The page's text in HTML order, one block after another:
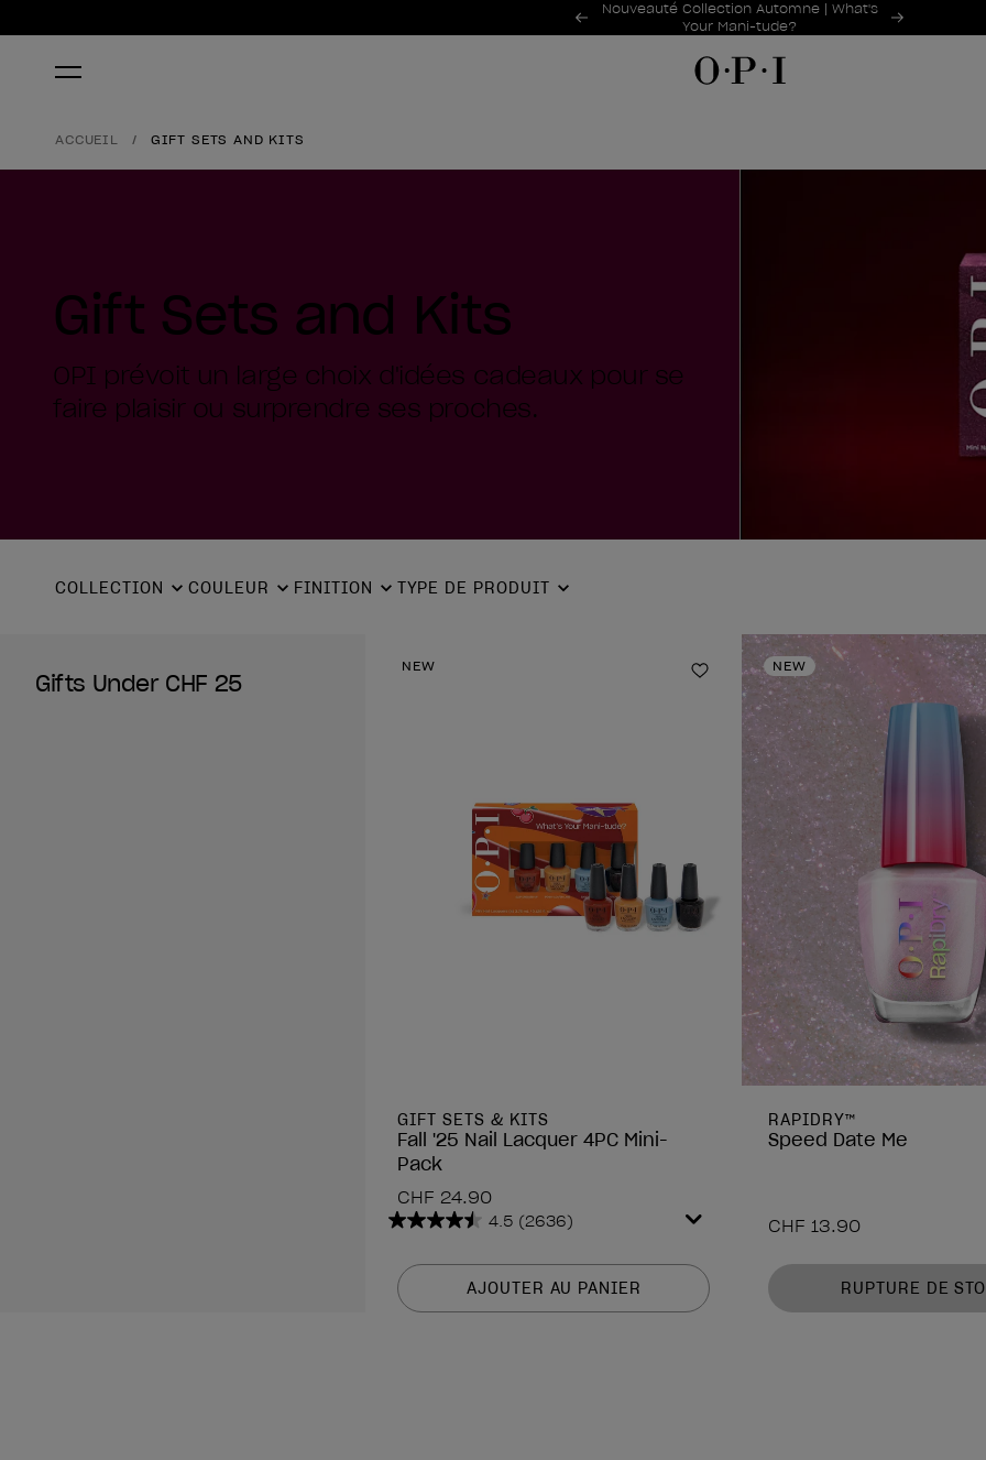
Offres promotionnelles
Nouveauté Collection Automne | What's
Your Mani-tude?
Item 1 of 2
ACCUEIL GIFT SETS AND KITS
Gift Sets and Kits
OPI prévoit un large choix d'idées cadeaux pour se
faire plaisir ou surprendre ses proches.
COLLECTION COULEUR FINITION TYPE DE PRODUIT
Gifts Under CHF 25
NEW
Ajouter à la liste de souhaits
GIFT SETS & KITS
Fall '25 Nail Lacquer 4PC Mini-
Pack
CHF 24.90
4.5 (2636)
4.5
5
étoiles.
AJOUTER AU PANIER
NEW
RAPIDRY™
Speed Date Me
CHF 13.90
RUPTURE DE